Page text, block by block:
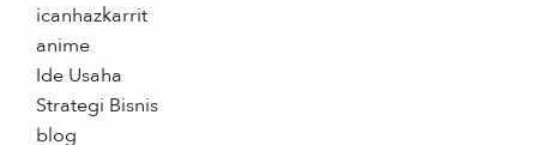
icanhazkarrit
anime
Ide Usaha
Strategi Bisnis
blog